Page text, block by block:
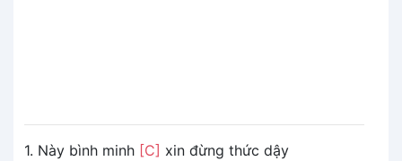
1. Này bình minh [C] xin đừng thức dậy